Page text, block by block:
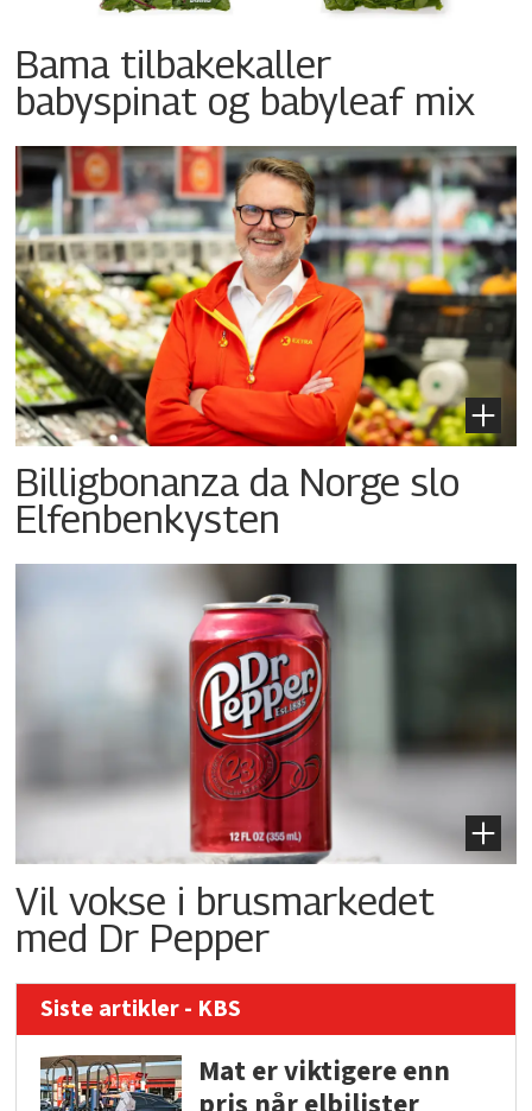
Bama tilbakekaller
babyspinat og babyleaf mix
Billigbonanza da Norge slo
Elfenbenkysten
Vil vokse i brusmarkedet
med Dr Pepper
Siste artikler - KBS
Mat er viktigere enn